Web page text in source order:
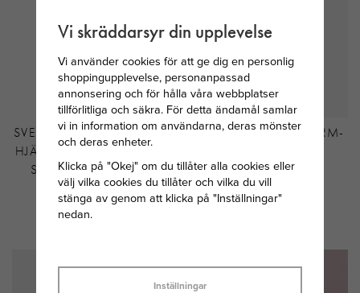
SVEDBOM MÅNADSSTEN
HJÄRTA NOVEMBER/GUL
STEN 34 CM SILVER
THOMAS SABO CHARM-
BOKSTAVEN E
CONNECT
GULDPLÄTERAD
Vi skräddarsyr din upplevelse
Vi använder cookies för att ge dig en personlig
shoppingupplevelse, personanpassad
annonsering och för hålla våra webbplatser
tillförlitliga och säkra. För detta ändamål samlar
vi in information om användarna, deras mönster
och deras enheter.
Klicka på "Okej" om du tillåter alla cookies eller
välj vilka cookies du tillåter och vilka du vill
stänga av genom att klicka på "Inställningar"
nedan.
Inställningar